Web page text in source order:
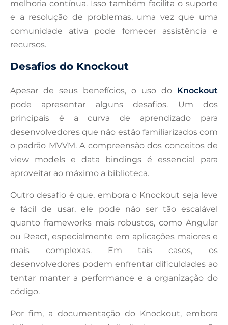
melhoria contínua. Isso também facilita o suporte
e a resolução de problemas, uma vez que uma
comunidade ativa pode fornecer assistência e
recursos.
Desafios do Knockout
Apesar de seus benefícios, o uso do Knockout
pode apresentar alguns desafios. Um dos
principais é a curva de aprendizado para
desenvolvedores que não estão familiarizados com
o padrão MVVM. A compreensão dos conceitos de
view models e data bindings é essencial para
aproveitar ao máximo a biblioteca.
Outro desafio é que, embora o Knockout seja leve
e fácil de usar, ele pode não ser tão escalável
quanto frameworks mais robustos, como Angular
ou React, especialmente em aplicações maiores e
mais complexas. Em tais casos, os
desenvolvedores podem enfrentar dificuldades ao
tentar manter a performance e a organização do
código.
Por fim, a documentação do Knockout, embora